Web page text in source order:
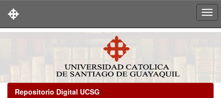
Repositorio Digital UCSG